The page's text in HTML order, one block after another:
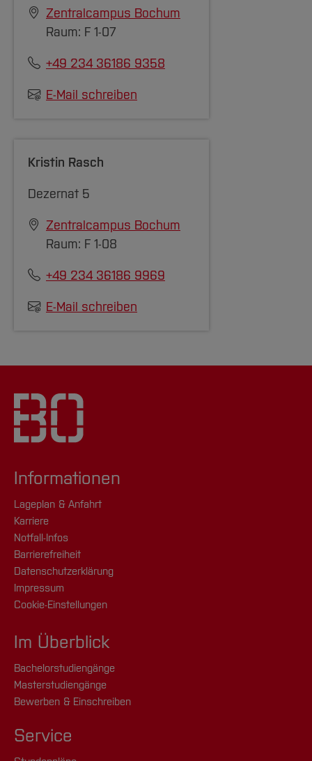
Zentralcampus Bochum
Raum: F 1-07
+49 234 36186 9358
E-Mail schreiben
Kristin Rasch
Dezernat 5
Zentralcampus Bochum
Raum: F 1-08
+49 234 36186 9969
E-Mail schreiben
Informationen
Lageplan & Anfahrt
Karriere
Notfall-Infos
Barrierefreiheit
Datenschutzerklärung
Impressum
Cookie-Einstellungen
Im Überblick
Bachelorstudiengänge
Masterstudiengänge
Bewerben & Einschreiben
Service